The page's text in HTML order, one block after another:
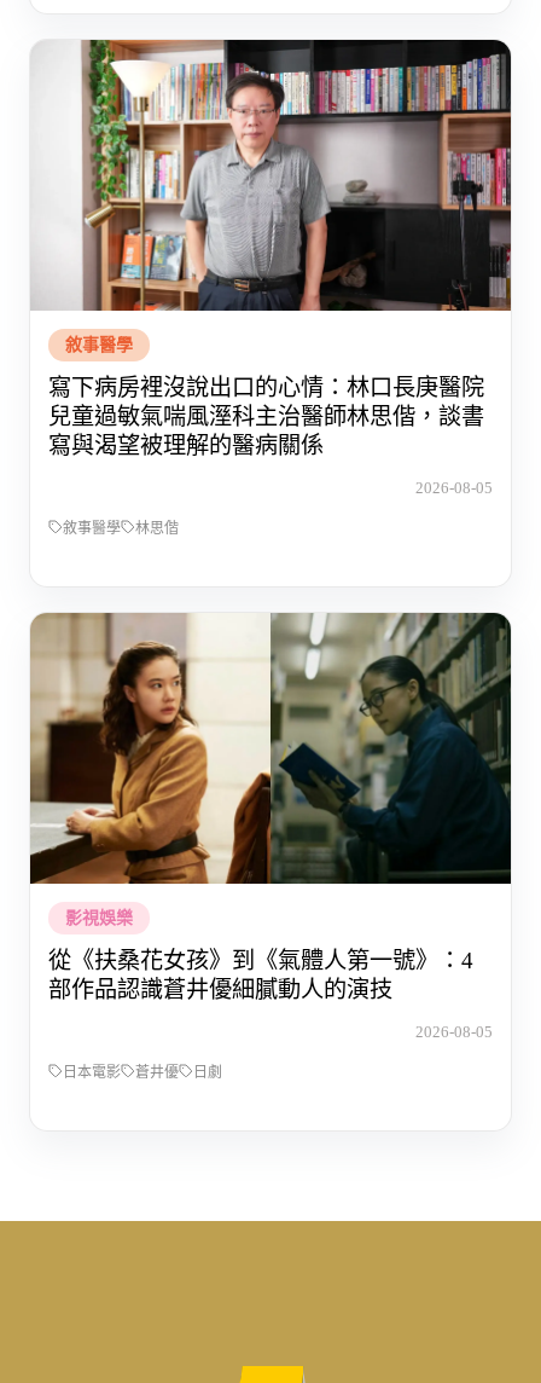
敘事醫學
寫下病房裡沒說出口的心情：林口長庚醫院
兒童過敏氣喘風溼科主治醫師林思偕，談書
寫與渴望被理解的醫病關係
2026-08-05
敘事醫學 林思偕
影視娛樂
從《扶桑花女孩》到《氣體人第一號》：4
部作品認識蒼井優細膩動人的演技
2026-08-05
日本電影 蒼井優 日劇